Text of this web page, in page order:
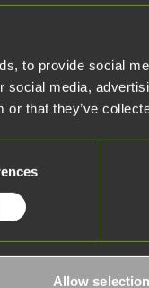
to provide social
social media,
or that they’ve
Allow selection